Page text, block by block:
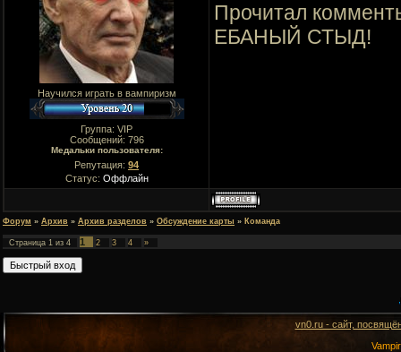
Научился играть в вампиризм
Группа: VIP
Сообщений: 796
Медальки пользователя:
Репутация: 94
Статус: Оффлайн
Прочитал
ЕБАНЫЙ СТЫД!
Форум » Архив » Архив разделов » Обсуждение карты » Команда
Страница 1 из 4 1 2 3 4 »
vn0.ru - сайт,